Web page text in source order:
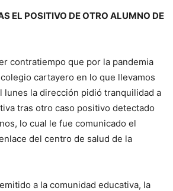
EL POSITIVO DE OTRO ALUMNO DE
contratiempo que por la pandemia
cartayero en lo que llevamos
lunes la dirección pidió tranquilidad a
tras otro caso positivo detectado
lo cual le fue comunicado el
del centro de salud de la
a la comunidad educativa, la